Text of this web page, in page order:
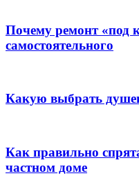
Почему ремонт «под
самостоятельного
Какую выбрать
Как правильно
частном доме